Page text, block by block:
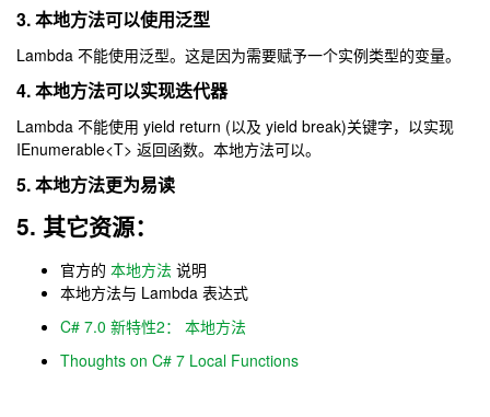
3. 本地方法可以使用泛型
Lambda 不能使用泛型。这是因为需要赋予一个实例类型的变量。
4. 本地方法可以实现迭代器
Lambda 不能使用 yield return (以及 yield break)关键字，以实现
IEnumerable<T> 返回函数。本地方法可以。
5. 本地方法更为易读
5. 其它资源：
官方的 本地方法 说明
本地方法与 Lambda 表达式
C# 7.0 新特性2： 本地方法
Thoughts on C# 7 Local Functions